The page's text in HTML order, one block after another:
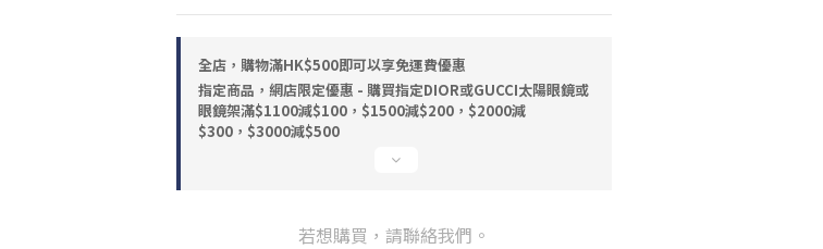
全店，購物滿HK$500即可以享免運費優惠
指定商品，網店限定優惠 - 購買指定DIOR或GUCCI太陽眼鏡或
眼鏡架滿$1100減$100，$1500減$200，$2000減
$300，$3000減$500
若想購買，請聯絡我們。